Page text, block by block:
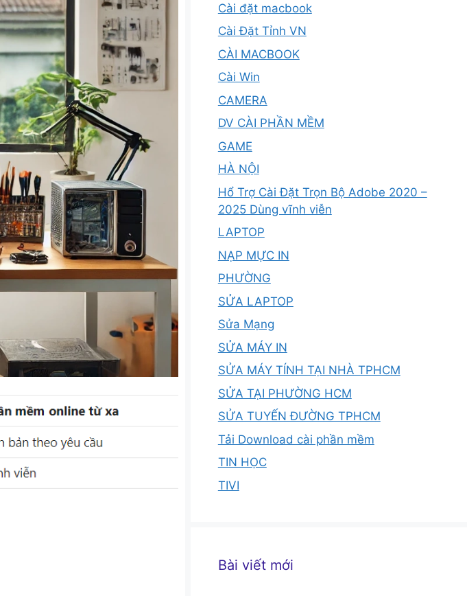
Cài đặt macbook
Cài Đặt Tỉnh VN
CÀI MACBOOK
Cài Win
CAMERA
DV CÀI PHẦN MỀM
GAME
HÀ NỘI
Hổ Trợ Cài Đặt Trọn Bộ Adobe 2020 –
2025 Dùng vĩnh viễn
LAPTOP
NẠP MỰC IN
PHƯỜNG
SỬA LAPTOP
Sửa Mạng
SỬA MÁY IN
SỬA MÁY TÍNH TẠI NHÀ TPHCM
SỬA TẠI PHƯỜNG HCM
SỬA TUYẾN ĐƯỜNG TPHCM
Tải Download cài phần mềm
TIN HỌC
TIVI
Bài viết mới